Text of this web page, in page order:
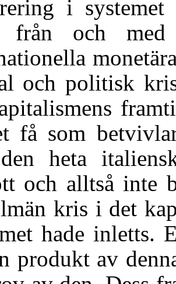
i
från och
och politisk
få som
heta
och alltså inte
kris i det
hade inletts.
produkt av